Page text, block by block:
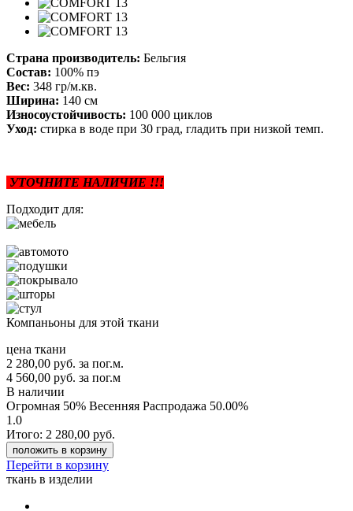
Страна производитель: Бельгия
Состав: 100% пэ
Вес: 348 гр/м.кв.
Ширина: 140 см
Износоустойчивость: 100 000 циклов
Уход: стирка в воде при 30 град, гладить при низкой темп.
УТОЧНИТЕ НАЛИЧИЕ !!!
Подходит для:
Компаньоны для этой ткани
цена ткани
2 280,00 руб. за пог.м.
4 560,00 руб. за пог.м
В наличии
Огромная 50% Весенняя Распродажа 50.00%
1.0
Итого: 2 280,00 руб.
положить в корзину
Перейти в корзину
ткань в изделии